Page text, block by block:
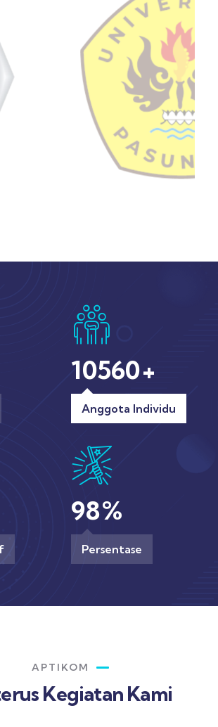
10560+
Anggota Individu
98%
Persentase
APTIKOM
Kegiatan Kami